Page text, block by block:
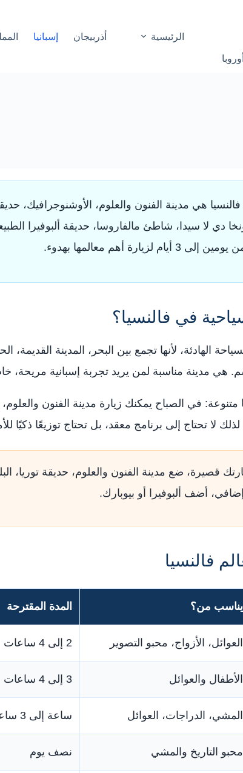
الرئيسية أذربيجان إسبانيا
هي مدينة الفنون والعلوم، الأوشنوجرافيك، حديقة
دي لا سيدا، شاطئ مالفاروسا، حديقة ألبوفيرا
أهم معالمها بهدوء.
في فالنسيا؟
الهادئة، لأنها تجمع بين البحر، المدينة
هي مدينة مناسبة لمن يريد تجربة إسبانية مريحة،
متنوعة: في الصباح يمكنك زيارة مدينة الفنون
لذلك لا تحتاج إلى برنامج معقد، بل تحتاج توزيعًا
قصيرة، ضع مدينة الفنون والعلوم، حديقة
أضف ألبوفيرا أو بيوبارك.
فالنسيا
يناسب من؟ المدة المقترحة
العوائل، الأزواج، محبو التصوير 2 إلى 4 ساعات
الأطفال والعوائل 3 إلى 4 ساعات
المشي، الدراجات، العوائل ساعة إلى 3 ساعات
محبو التاريخ والمشي نصف يوم